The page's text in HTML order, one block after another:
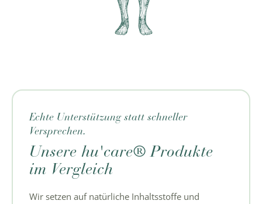
Echte Unterstützung statt schneller
Versprechen.
Unsere hu'care® Produkte
im Vergleich
Wir setzen auf natürliche Inhaltsstoffe und